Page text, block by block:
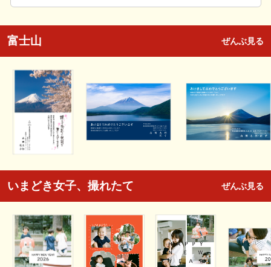
富士山 ぜんぶ見る
いまどき女子、撮れたて ぜんぶ見る